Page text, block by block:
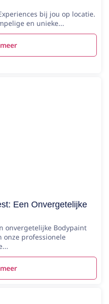
bij jou op locatie.
en unieke...
Een Onvergetelijke
onvergetelijke Bodypaint
onze professionele